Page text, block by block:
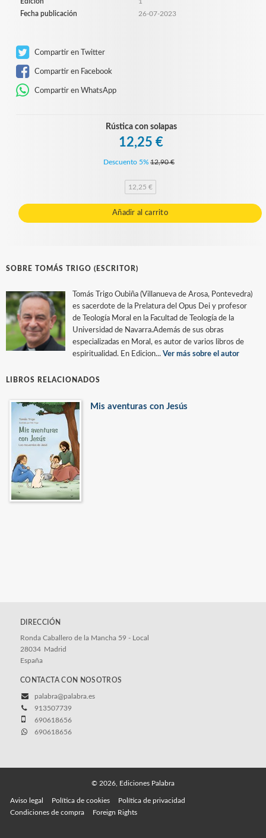
Fecha publicación
26-07-2023
Compartir en Twitter
Compartir en Facebook
Compartir en WhatsApp
Rústica con solapas
12,25 €
Descuento 5% 12,90 €
12,25 €
Añadir al carrito
SOBRE TOMÁS TRIGO (ESCRITOR)
Tomás Trigo Oubiña (Villanueva de Arosa, Pontevedra)
es sacerdote de la Prelatura del Opus Dei y profesor
de Teología Moral en la Facultad de Teología de la
Universidad de Navarra.Además de sus obras
especializadas en Moral, es autor de varios libros de
espiritualidad. En Edicion... Ver más sobre el autor
LIBROS RELACIONADOS
Mis aventuras con Jesús
DIRECCIÓN
Ronda Caballero de la Mancha 59 - Local
28034 Madrid
España
CONTACTA CON NOSOTROS
palabra@palabra.es
913507739
690618656
690618656
© 2026, Ediciones Palabra
Aviso legal Política de cookies
Política de privacidad
Condiciones de compra
Foreign Rights